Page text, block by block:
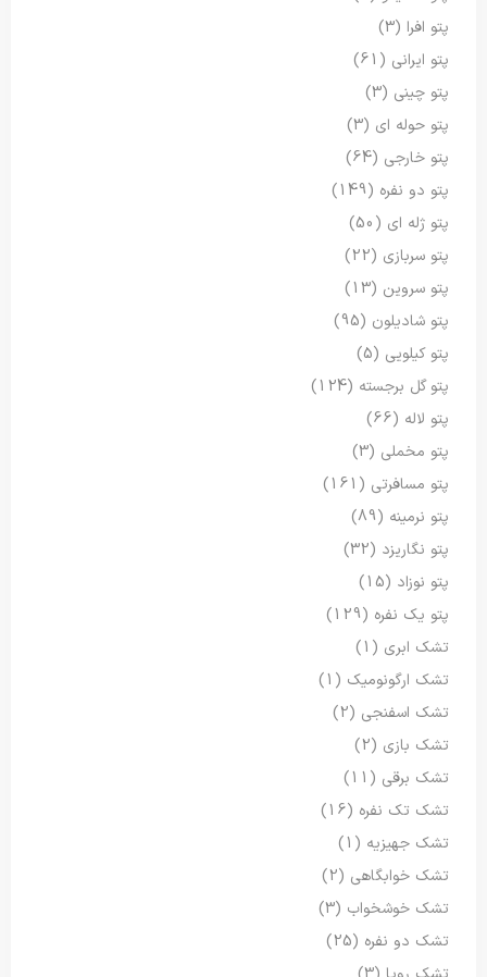
پتو افرا (3)
پتو ایرانی (61)
پتو چینی (3)
پتو حوله ای (3)
پتو خارجی (64)
پتو دو نفره (149)
پتو ژله ای (50)
پتو سربازی (22)
پتو سروین (13)
پتو شادیلون (95)
پتو کیلویی (5)
پتو گل برجسته (124)
پتو لاله (66)
پتو مخملی (3)
پتو مسافرتی (161)
پتو نرمینه (89)
پتو نگاریزد (32)
پتو نوزاد (15)
پتو یک نفره (129)
تشک ابری (1)
تشک ارگونومیک (1)
تشک اسفنجی (2)
تشک بازی (2)
تشک برقی (11)
تشک تک نفره (16)
تشک جهیزیه (1)
تشک خوابگاهی (2)
تشک خوشخواب (3)
تشک دو نفره (25)